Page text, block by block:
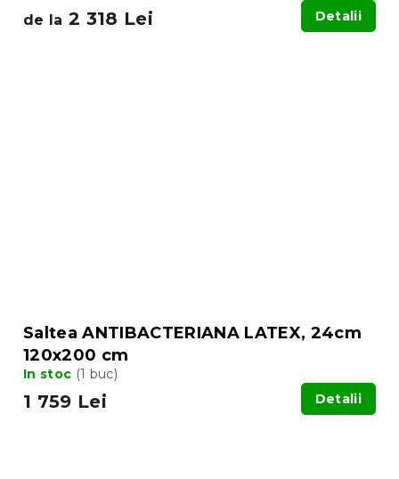
de la 2 318 Lei Detalii
Saltea ANTIBACTERIANA LATEX, 24cm
120x200 cm
In stoc (1 buc)
1 759 Lei Detalii